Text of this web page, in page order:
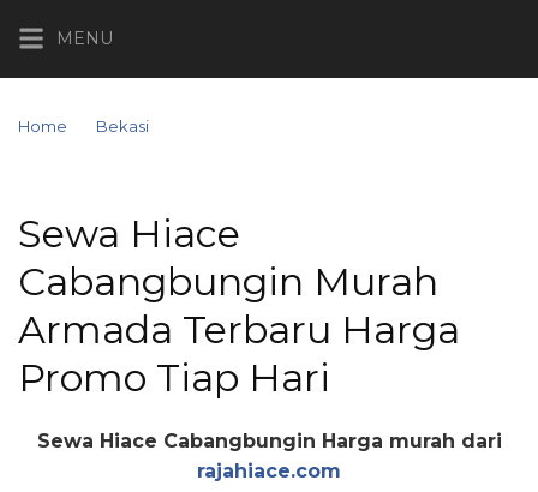
content
MENU
Home
Bekasi
Sewa Hiace
Cabangbungin Murah
Armada Terbaru Harga
Promo Tiap Hari
Sewa Hiace Cabangbungin Harga murah dari
rajahiace.com